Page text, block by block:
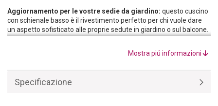
Aggiornamento per le vostre sedie da giardino: questo cuscino
con schienale basso è il rivestimento perfetto per chi vuole dare
un aspetto sofisticato alle proprie sedute in giardino o sul balcone.
della seduta è degno di nota: grazie alla morbida imbottitura in
famiglia e gli amici senza alcun problema.
Mostra piú informazioni
Specificazione